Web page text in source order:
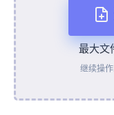
最大文
继续操